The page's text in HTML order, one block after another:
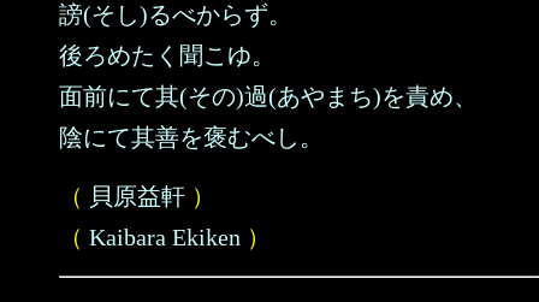
謗(そし)るべからず。
後ろめたく聞こゆ。
面前にて其(その)過(あやまち)を責め、
陰にて其善を褒むべし。
（ 貝原益軒 ）
（ Kaibara Ekiken ）